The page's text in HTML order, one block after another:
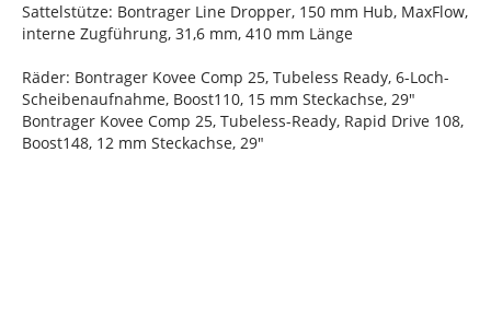
Sattelstütze: Bontrager Line Dropper, 150 mm Hub, MaxFlow,
interne Zugführung, 31,6 mm, 410 mm Länge
Räder: Bontrager Kovee Comp 25, Tubeless Ready, 6-Loch-
Scheibenaufnahme, Boost110, 15 mm Steckachse, 29"
Bontrager Kovee Comp 25, Tubeless-Ready, Rapid Drive 108,
Boost148, 12 mm Steckachse, 29"